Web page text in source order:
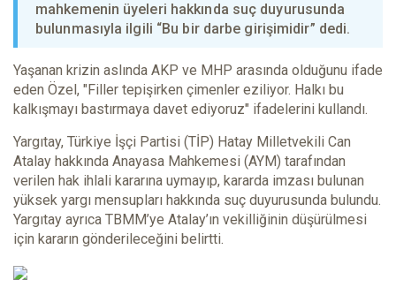
mahkemenin üyeleri hakkında suç duyurusunda
bulunmasıyla ilgili “Bu bir darbe girişimidir” dedi.
Yaşanan krizin aslında AKP ve MHP arasında olduğunu ifade
eden Özel, "Filler tepişirken çimenler eziliyor. Halkı bu
kalkışmayı bastırmaya davet ediyoruz" ifadelerini kullandı.
Yargıtay, Türkiye İşçi Partisi (TİP) Hatay Milletvekili Can
Atalay hakkında Anayasa Mahkemesi (AYM) tarafından
verilen hak ihlali kararına uymayıp, kararda imzası bulunan
yüksek yargı mensupları hakkında suç duyurusunda bulundu.
Yargıtay ayrıca TBMM’ye Atalay’ın vekilliğinin düşürülmesi
için kararın gönderileceğini belirtti.